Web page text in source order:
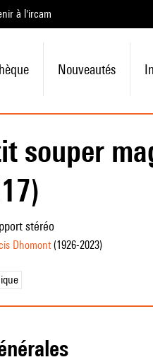
à l'ircam
Nouveautés
souper
stéréo
Dhomont(1926-2023)